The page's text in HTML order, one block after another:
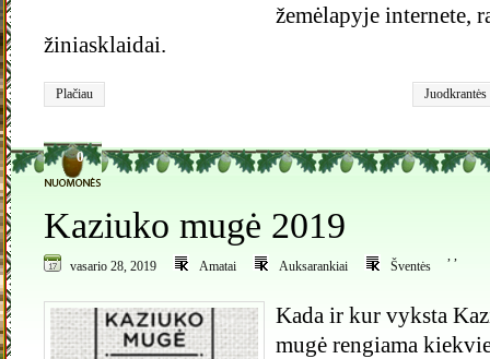
žemėlapyje internete,
žiniasklaidai.
Plačiau Juodkrantės
0
Kaziuko mugė 2019
vasario 28, 2019 Amatai
,
Auksarankiai
,
Šventės
Kada ir kur vyksta
mugė rengiama